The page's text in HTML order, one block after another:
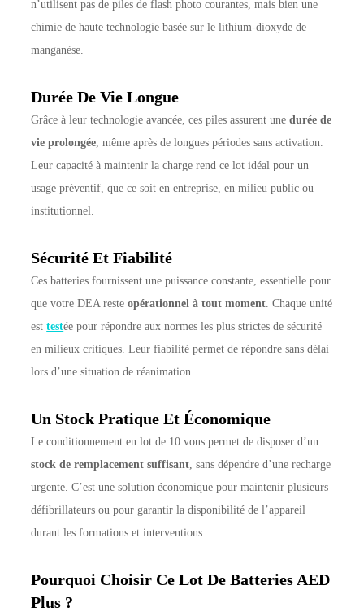
n’utilisent pas de piles de flash photo courantes, mais bien une
chimie de haute technologie basée sur le lithium-dioxyde de
manganèse.
Durée De Vie Longue
Grâce à leur technologie avancée, ces piles assurent unedurée de
vie prolongée , même après de longues périodes sans activation.
Leur capacité à maintenir la charge rend ce lot idéal pour un
usage préventif, que ce soit en entreprise, en milieu public ou
institutionnel.
Sécurité Et Fiabilité
Ces batteries fournissent une puissance constante, essentielle pour
que votre DEA resteopérationnel à tout moment . Chaque unité
esttestée pour répondre aux normes les plus strictes de sécurité
en milieux critiques. Leur fiabilité permet de répondre sans délai
lors d’une situation de réanimation.
Un Stock Pratique Et Économique
Le conditionnement en lot de 10 vous permet de disposer d’un
stock de remplacement suffisant , sans dépendre d’une recharge
urgente. C’est une solution économique pour maintenir plusieurs
défibrillateurs ou pour garantir la disponibilité de l’appareil
durant les formations et interventions.
Pourquoi Choisir Ce Lot De Batteries AED
Plus ?